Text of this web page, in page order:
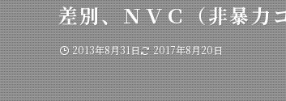
差別、ＮＶＣ（非暴力
2013年8月31日 2017年8月20日